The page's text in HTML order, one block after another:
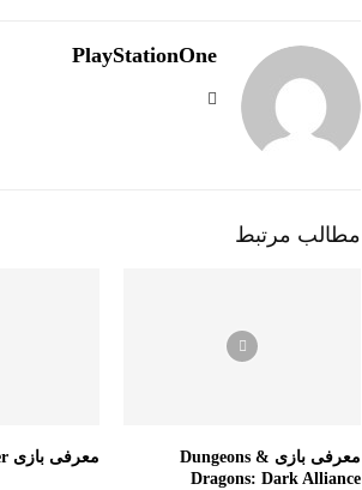
PlayStationOne
مطالب مرتبط
معرفی بازی Dungeons &
Dragons: Dark Alliance
معرفی بازی The Signifier